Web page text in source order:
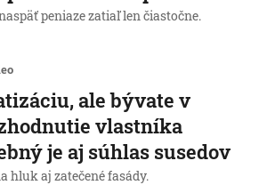
peniaze zatiaľ len čiastočne.
ale bývate v
vlastníka
je aj súhlas susedov
hluk aj zatečené fasády.